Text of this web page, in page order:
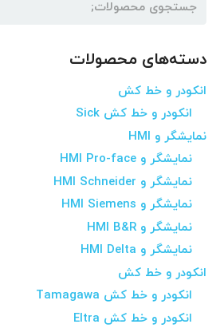
دسته‌های محصولات
انکودر و خط کش
انکودر و خط کش Sick
نمایشگر و HMI
نمایشگر و HMI Pro-face
نمایشگر و HMI Schneider
نمایشگر و HMI Siemens
نمایشگر و HMI B&R
نمایشگر و HMI Delta
انکودر و خط کش
انکودر و خط کش Tamagawa
انکودر و خط کش Eltra